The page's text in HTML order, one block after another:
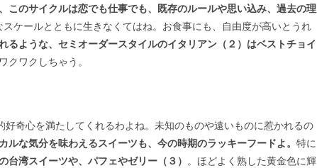
このサイクルは恋でも仕事でも、既存のルールや思い込み、過去の理
ケールとともに生きなくてはね。お食事にも、自由度が高いとうれ
るような、セミオーダースタイルのイタリアン（２）はベストチョイ
クワクしちゃう。
奇心を満たしてくれるわよね。未知のものや遠いものに惹かれるの
ルな気分を味わえるスイーツも、今の時期のラッキーフードよ。 特に
台湾スイーツや、パフェやゼリー（３）
。ほどよく熟した黄金色に輝